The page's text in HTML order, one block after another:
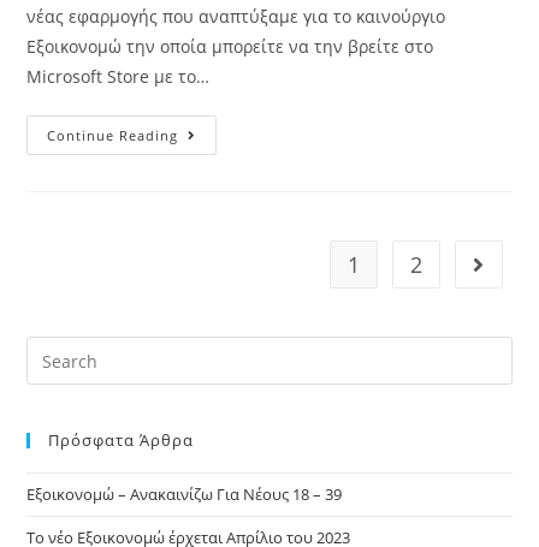
νέας εφαρμογής που αναπτύξαμε για το καινούργιο
Εξοικονομώ την οποία μπορείτε να την βρείτε στο
Microsoft Store με το…
Continue Reading
1 2
Πρόσφατα Άρθρα
Εξοικονομώ – Ανακαινίζω Για Νέους 18 – 39
Το νέο Εξοικονομώ έρχεται Απρίλιο του 2023